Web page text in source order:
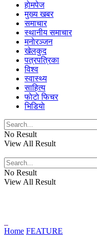
हाेमपेज
मुख्य खबर
समाचार
स्थानीय समाचार
मनाेरञ्जन
खेलकुद
पत्रपत्रिका
विश्व
स्वास्थ्य
साहित्य
फाेटाे फिचर
भिडियाे
No Result
View All Result
No Result
View All Result
Home FEATURE